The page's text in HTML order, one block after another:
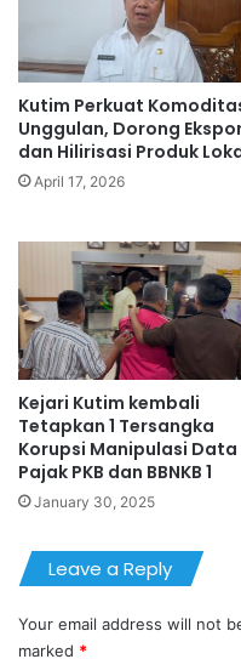
Kutim Perkuat
Unggulan, Dorong
dan Hilirisasi Produk
April 17, 2026
Kejari Kutim kembali
Tetapkan 1 Tersangka
Korupsi Manipulasi Data
Pajak PKB dan BBNKB 1
January 30, 2025
Leave a Reply
Your email address will not
marked *